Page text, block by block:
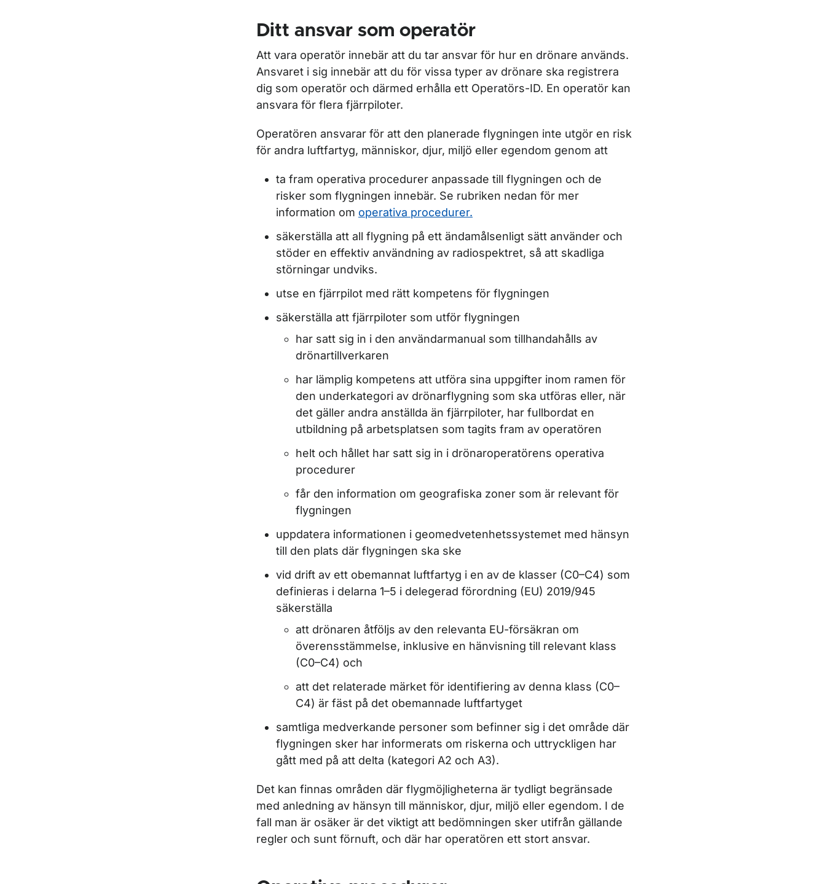
Ditt ansvar som operatör
Att vara operatör innebär att du tar ansvar för hur en drönare används.
Ansvaret i sig innebär att du för vissa typer av drönare ska registrera
dig som operatör och därmed erhålla ett Operatörs-ID. En operatör kan
ansvara för flera fjärrpiloter.
Operatören ansvarar för att den planerade flygningen inte utgör en risk
för andra luftfartyg, människor, djur, miljö eller egendom genom att
ta fram operativa procedurer anpassade till flygningen och de
risker som flygningen innebär. Se rubriken nedan för mer
information om operativa procedurer.
säkerställa att all flygning på ett ändamålsenligt sätt använder och
stöder en effektiv användning av radiospektret, så att skadliga
störningar undviks.
utse en fjärrpilot med rätt kompetens för flygningen
säkerställa att fjärrpiloter som utför flygningen
har satt sig in i den användarmanual som tillhandahålls av
drönartillverkaren
har lämplig kompetens att utföra sina uppgifter inom ramen för
den underkategori av drönarflygning som ska utföras eller, när
det gäller andra anställda än fjärrpiloter, har fullbordat en
utbildning på arbetsplatsen som tagits fram av operatören
helt och hållet har satt sig in i drönaroperatörens operativa
procedurer
får den information om geografiska zoner som är relevant för
flygningen
uppdatera informationen i geomedvetenhetssystemet med hänsyn
till den plats där flygningen ska ske
vid drift av ett obemannat luftfartyg i en av de klasser (C0–C4) som
definieras i delarna 1–5 i delegerad förordning (EU) 2019/945
säkerställa
att drönaren åtföljs av den relevanta EU-försäkran om
överensstämmelse, inklusive en hänvisning till relevant klass
(C0–C4) och
att det relaterade märket för identifiering av denna klass (C0–
C4) är fäst på det obemannade luftfartyget
samtliga medverkande personer som befinner sig i det område där
flygningen sker har informerats om riskerna och uttryckligen har
gått med på att delta (kategori A2 och A3).
Det kan finnas områden där flygmöjligheterna är tydligt begränsade
med anledning av hänsyn till människor, djur, miljö eller egendom. I de
fall man är osäker är det viktigt att bedömningen sker utifrån gällande
regler och sunt förnuft, och där har operatören ett stort ansvar.